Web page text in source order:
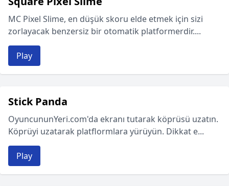
MC Pixel Slime, en düşük skoru elde etmek için sizi
zorlayacak benzersiz bir otomatik platformerdir....
Play
Stick Panda
OyuncununYeri.com'da ekranı tutarak köprüsü uzatın.
Köprüyi uzatarak platflormlara yürüyün. Dikkat e...
Play